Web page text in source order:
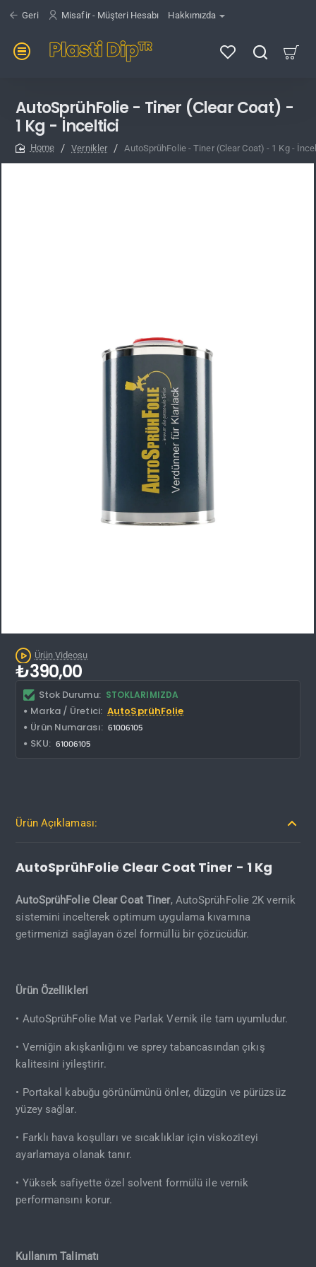
Geri Misafir - Müşteri Hesabı Hakkımızda
AutoSprühFolie - Tiner (Clear Coat) -
1 Kg - İnceltici
Vernikler AutoSprühFolie - Tiner (Clear Coat) - 1 Kg -
Ürün Videosu
Stok Durumu: STOKLARIMIZDA
Marka / Üretici: AutoSprühFolie
Ürün Numarası: 61006105
SKU: 61006105
₺390,00
Ürün Açıklaması:
AutoSprühFolie Clear Coat Tiner - 1 Kg
AutoSprühFolie Clear Coat Tiner, AutoSprühFolie 2K vernik
sistemini incelterek optimum uygulama kıvamına
getirmenizi sağlayan özel formüllü bir çözücüdür.
Ürün Özellikleri
• AutoSprühFolie Mat ve Parlak Vernik ile tam uyumludur.
• Verniğin akışkanlığını ve sprey tabancasından çıkış
kalitesini iyileştirir.
• Portakal kabuğu görünümünü önler, düzgün ve pürüzsüz
yüzey sağlar.
• Farklı hava koşulları ve sıcaklıklar için viskoziteyi
ayarlamaya olanak tanır.
• Yüksek safiyette özel solvent formülü ile vernik
performansını korur.
Kullanım Talimatı